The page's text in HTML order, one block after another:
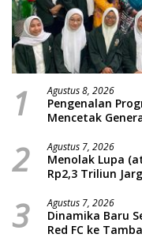
1 Agustus 8, 2026
Pengenalan
Mencetak
2 Agustus 7, 2026
Menolak Lupa
Rp2,3 Triliun
3 Agustus 7, 2026
Dinamika Baru
Red FC ke